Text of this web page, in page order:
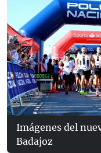
Imágenes del
Badajoz